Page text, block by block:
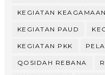
KEGIATAN KEAGAMAAN
KEGIATAN PAUD
KEGIATAN PKK
QOSIDAH REBANA